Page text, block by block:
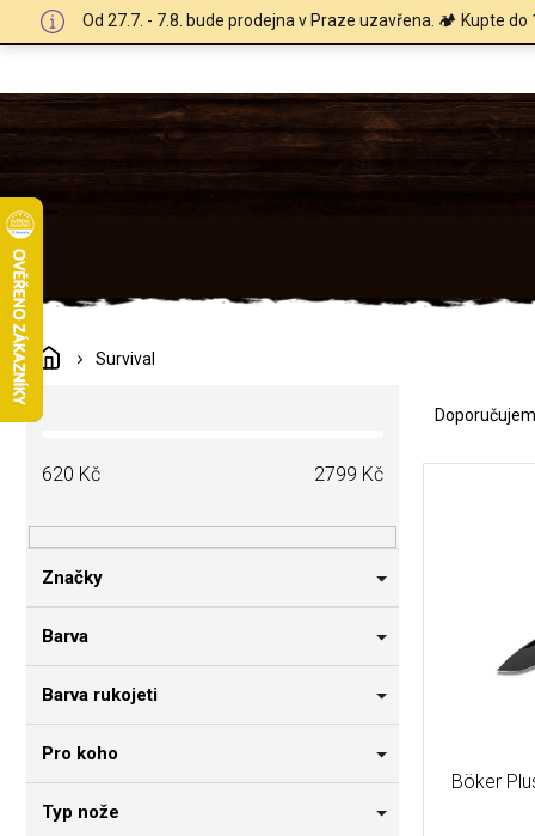
Od 27.7. - 7.8. bude prodejna v Praze uzavřena. 🏕️ Kupte
DomůSurvival
P
o
a
n
í
a
620 Kč 2799 Kč
Značky
Barva
Barva rukojeti
Pro koho
Typ nože
e
Böker